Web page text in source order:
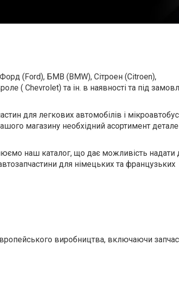
Форд (Ford), БМВ (BMW), Сітроен (Citroen),
( Chevrolet) та ін. в наявності та під
для легкових автомобілів і
магазину необхідний асортимент
наш каталог, що дає можливість надати
для німецьких та французьких
виробництва, включаючи